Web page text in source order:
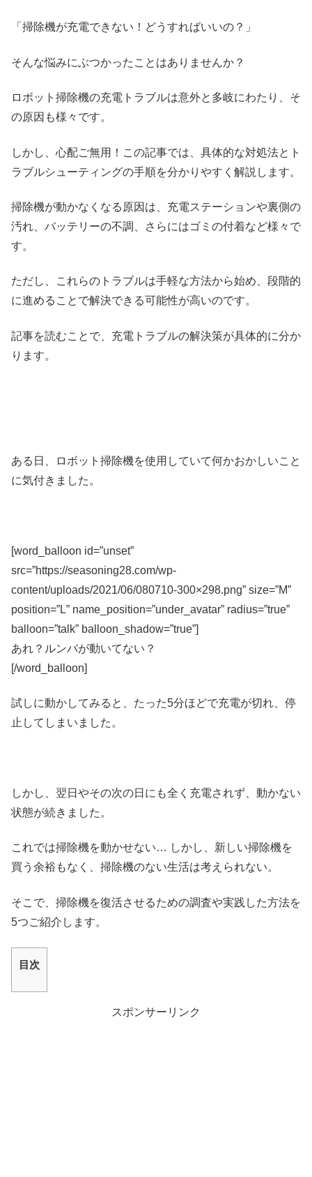
「掃除機が充電できない！どうすればいいの？」
そんな悩みにぶつかったことはありませんか？
ロボット掃除機の充電トラブルは意外と多岐にわたり、そ
の原因も様々です。
しかし、心配ご無用！この記事では、具体的な対処法とト
ラブルシューティングの手順を分かりやすく解説します。
掃除機が動かなくなる原因は、充電ステーションや裏側の
汚れ、バッテリーの不調、さらにはゴミの付着など様々で
す。
ただし、これらのトラブルは手軽な方法から始め、段階的
に進めることで解決できる可能性が高いのです。
記事を読むことで、充電トラブルの解決策が具体的に分か
ります。
ある日、ロボット掃除機を使用していて何かおかしいこと
に気付きました。
[word_balloon id=”unset”
src=”https://seasoning28.com/wp-
content/uploads/2021/06/080710-300×298.png” size=”M”
position=”L” name_position=”under_avatar” radius=”true”
balloon=”talk” balloon_shadow=”true”]
あれ？ルンバが動いてない？
[/word_balloon]
試しに動かしてみると、たった5分ほどで充電が切れ、停
止してしまいました。
しかし、翌日やその次の日にも全く充電されず、動かない
状態が続きました。
これでは掃除機を動かせない… しかし、新しい掃除機を
買う余裕もなく、掃除機のない生活は考えられない。
そこで、掃除機を復活させるための調査や実践した方法を
5つご紹介します。
目次
スポンサーリンク